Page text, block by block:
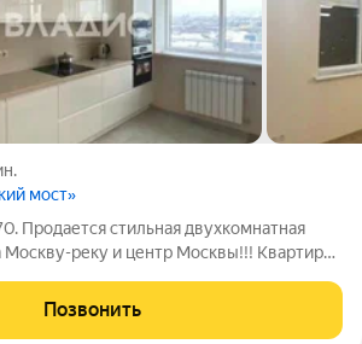
мост»
Продается стильная двухкомнатная
Москву-реку и центр Москвы!!! Квартира
этой квартиры потрясающие
Позвонить